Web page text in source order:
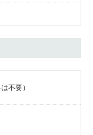
不要）